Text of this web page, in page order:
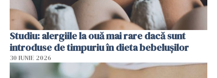
Studiu: alergiile la ouă mai rare dacă sunt
introduse de timpuriu în dieta bebelușilor
30 IUNIE 2026